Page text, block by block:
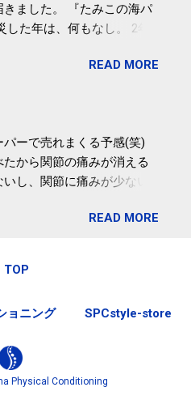
が発表した。改善が期待で
度の飲酒が原因ではない
も効果があるという。 正田
なくても効果」 - ニュー
ル（医療・健康）
きました。 『たみこの海パ
した年は、何もなし。 2年
の海パック』。 ボランティ
なかったので、貰えると
興してる感が伝わってきて
あと、ふるさと納税が節
税になるほど稼げていない
るさと納税など個人住民税
READ MORE
パーで売れまくる予感(笑)
たから関節の痛みが消える
し、関節に痛みが少ない
節の老化」は、「コンドロ
にして、体内で作られる量
60代ではそのさらに半分に
ためには、食生活で「コン
を補うことが大切。そし
ロイチン」という成分は、
READ MORE
TOP
ョニング SPCstyle-store
Physical Conditioning